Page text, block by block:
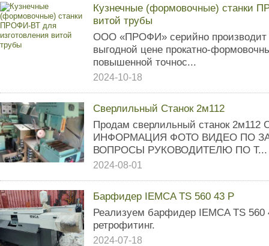
Кузнечные (формовочные) станки
витой трубы
ООО «ПРОФИ» серийно производит
выгодной цене прокатно-
повышенной точнос...
2024-10-18
Сверлильный Станок 2м112
Пpoдaм cвeрлильный станок
ИНФОРМАЦИЯ ФОТО ВИДЕО ПО
ВОПРОСЫ РУКОВОДИТЕЛЮ ПО Т...
2024-08-01
Барфидер IEMCA TS 560 43 P
Реализуем барфидер IEMCA TS 560
ретрофитинг.
2024-07-18